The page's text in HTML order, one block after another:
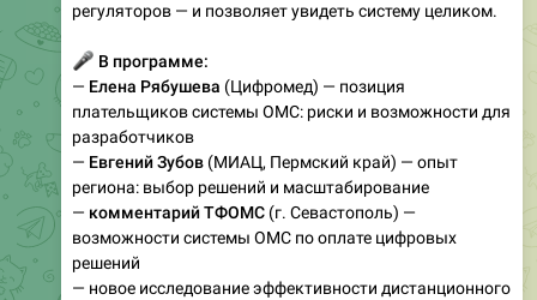
регуляторов — и позволяет увидеть систему целиком.
В программе:
— Елена Рябушева (Цифромед) — позиция
плательщиков системы ОМС: риски и возможности для
разработчиков
— Евгений Зубов (МИАЦ, Пермский край) — опыт
региона: выбор решений и масштабирование
— комментарий ТФОМС (г. Севастополь) —
возможности системы ОМС по оплате цифровых
решений
— новое исследование эффективности дистанционного